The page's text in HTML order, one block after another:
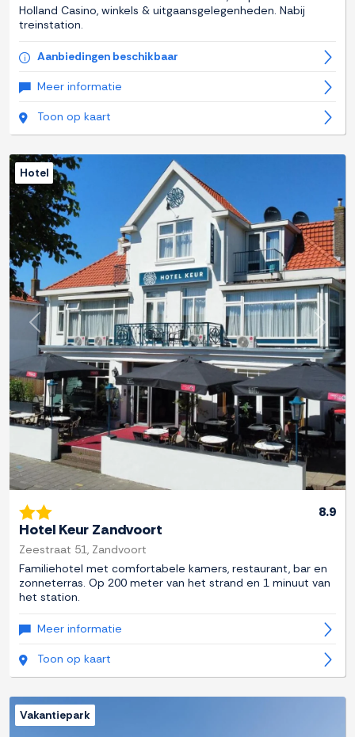
Holland Casino, winkels & uitgaansgelegenheden. Nabij
treinstation.
Aanbiedingen beschikbaar
Meer informatie
Toon op kaart
Previous Next
Hotel
8.9
Hotel Keur Zandvoort
Zeestraat 51, Zandvoort
Familiehotel met comfortabele kamers, restaurant, bar en
zonneterras. Op 200 meter van het strand en 1 minuut van
het station.
Meer informatie
Toon op kaart
Vakantiepark